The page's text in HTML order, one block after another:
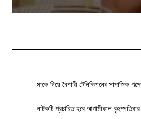
মাকে নিয়ে বৈশাখী টেলিভিশনের সামাজিক
নাটকটি প্রচারিত হবে আগামীকাল